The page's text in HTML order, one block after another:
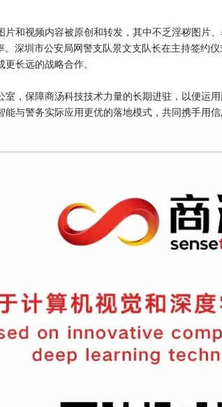
和视频内容被原创和转发，其中不乏淫秽图片
深圳市公安局网警支队景文支队长在主持签约
长远的战略合作。
，保障商汤科技技术力量的长期进驻，以便运
与警务实际应用更优的落地模式，共同携手用